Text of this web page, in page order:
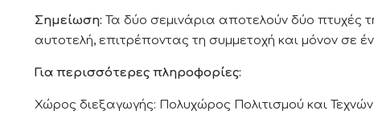
Σημείωση: Τα δύο σεμινάρια αποτελούν δύο πτυχές
αυτοτελή, επιτρέποντας τη συμμετοχή και μόνον σε
Για περισσότερες πληροφορίες:
Χώρος διεξαγωγής: Πολυχώρος Πολιτισμού και